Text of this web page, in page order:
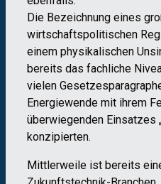
Die Bezeichnung eines
wirtschaftspolitischen
einem physikalischen
bereits das fachliche
vielen
Energiewende mit ihrem
überwiegenden Einsatzes
konzipierten.
Mittlerweile ist bereits